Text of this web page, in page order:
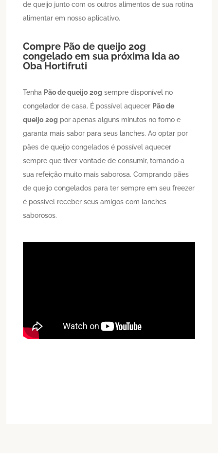
de queijo junto com os outros alimentos de sua rotina
alimentar em nosso aplicativo.
Compre Pão de queijo 20g
congelado em sua próxima ida ao
Oba Hortifruti
Tenha Pão de queijo 20g sempre disponível no
congelador de casa. É possível aquecer Pão de
queijo 20g por apenas alguns minutos no forno e
garanta mais sabor para seus lanches. Ao optar por
pães de queijo congelados é possível aquecer
sempre que tiver vontade de consumir, tornando a
sua refeição muito mais saborosa. Comprando pães
de queijo congelados para ter sempre em seu freezer
é possível receber seus amigos com lanches
saborosos.